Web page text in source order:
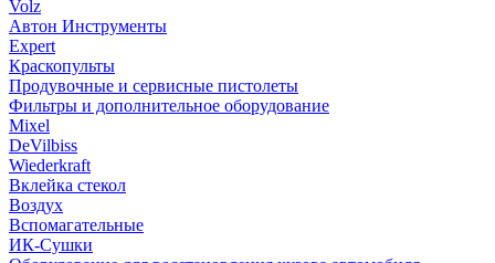
Volz
Автон Инструменты
Expert
Краскопульты
Продувочные и сервисные пистолеты
Фильтры и дополнительное оборудование
Mixel
DeVilbiss
Wiederkraft
Вклейка стекол
Воздух
Вспомагательные
ИК-Сушки